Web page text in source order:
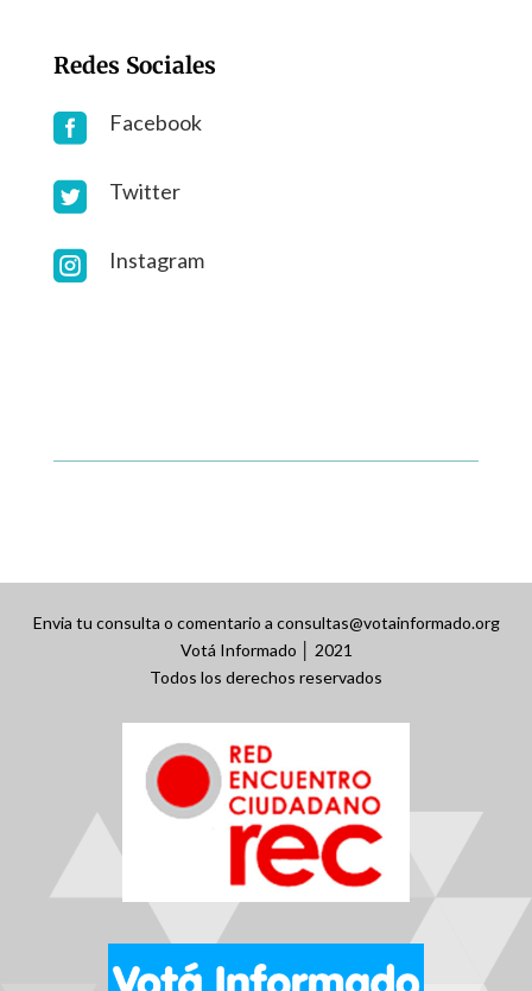
Redes Sociales
 Facebook
 Twitter
 Instagram
Envia tu consulta o comentario a consultas@votainformado.org
Votá Informado │ 2021
Todos los derechos reservados